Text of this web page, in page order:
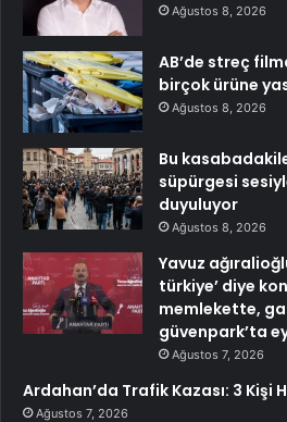
Ağustos 8, 2026
AB’de streç
birçok ürüne
Ağustos 8, 2026
Bu
süpürgesi
duyuluyor
Ağustos 8, 2026
Yavuz
türkiye’ diye
memlekette,
güvenpark’ta
Ağustos 7, 2026
Ardahan’da Trafik Kazası: 3 Kişi
Ağustos 7, 2026